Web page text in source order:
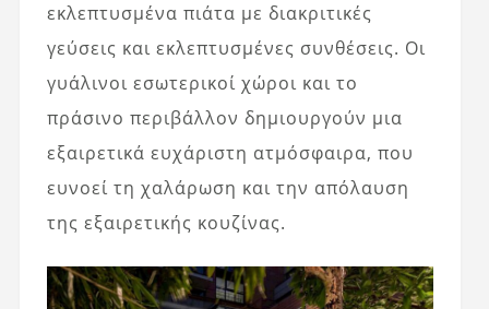
εκλεπτυσμένα πιάτα με διακριτικές
γεύσεις και εκλεπτυσμένες συνθέσεις. Οι
γυάλινοι εσωτερικοί χώροι και το
πράσινο περιβάλλον δημιουργούν μια
εξαιρετικά ευχάριστη ατμόσφαιρα, που
ευνοεί τη χαλάρωση και την απόλαυση
της εξαιρετικής κουζίνας.